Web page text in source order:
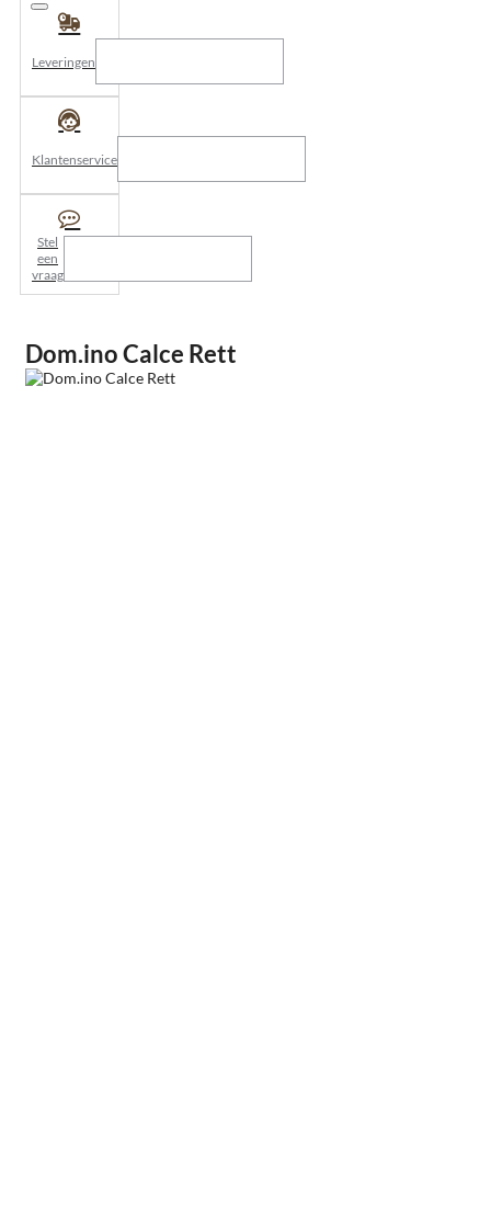
Leveringen
Klantenservice
Stel
een
vraag
Dom.ino Calce Rett